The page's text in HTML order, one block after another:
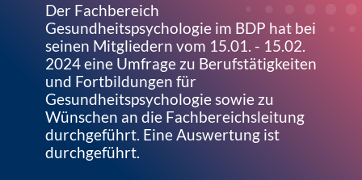
Der Fachbereich
Gesundheitspsychologie im BDP hat bei
seinen Mitgliedern vom 15.01. - 15.02.
2024 eine Umfrage zu Berufstätigkeiten
und Fortbildungen für
Gesundheitspsychologie sowie zu
Wünschen an die Fachbereichsleitung
durchgeführt. Eine Auswertung ist
durchgeführt.